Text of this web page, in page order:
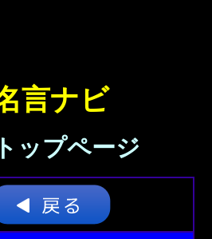
言ナビ
ップページ